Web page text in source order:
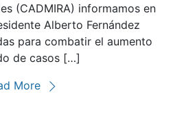
(CADMIRA) informamos en
Alberto Fernández
para combatir el aumento
de casos […]
More